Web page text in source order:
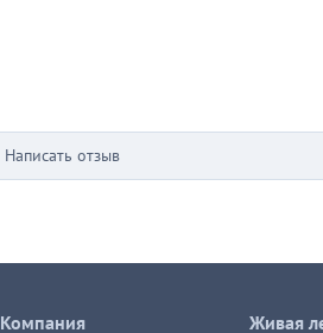
Написать отзыв
Компания Живая